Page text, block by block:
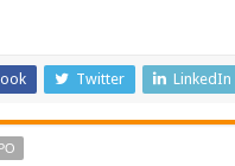
Twitter LinkedIn